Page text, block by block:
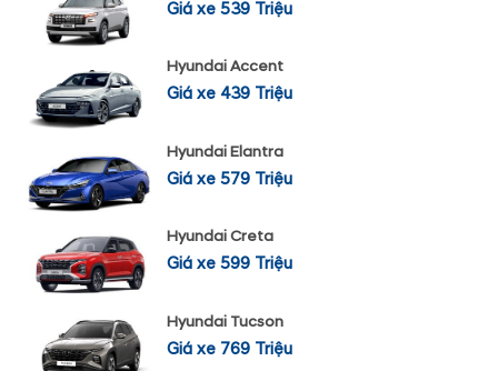
Giá xe 539 Triệu
Hyundai Accent
Giá xe 439 Triệu
Hyundai Elantra
Giá xe 579 Triệu
Hyundai Creta
Giá xe 599 Triệu
Hyundai Tucson
Giá xe 769 Triệu